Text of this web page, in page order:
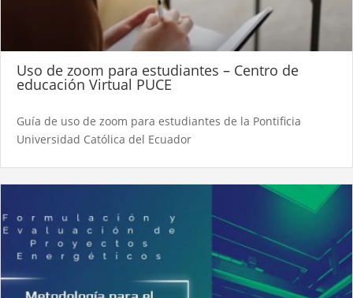
Uso de zoom para estudiantes – Centro de
educación Virtual PUCE
Guía de uso de zoom para estudiantes de la Pontificia
Universidad Católica del Ecuador